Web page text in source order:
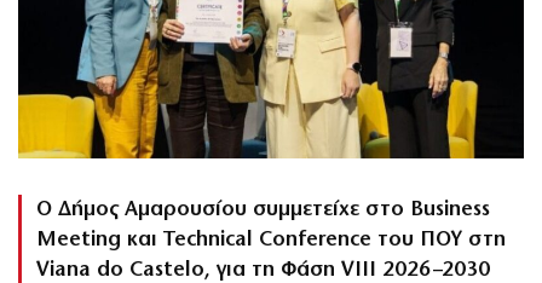
Ο Δήμος Αμαρουσίου συμμετείχε στο Business
Meeting και Technical Conference του ΠΟΥ στη
Viana do Castelo, για τη Φάση VIII 2026–2030